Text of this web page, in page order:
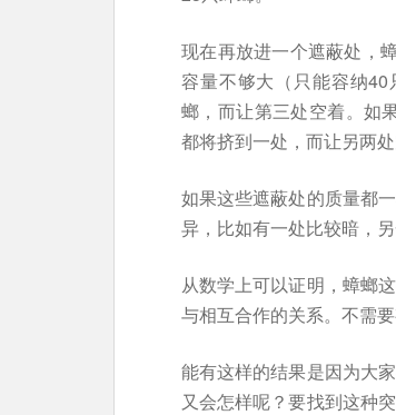
现在再放进一个遮蔽处，
容量不够大（只能容纳
螂，而让第三处空着。如
都将挤到一处，而让另两处
如果这些遮蔽处的质量都
异，比如有一处比较暗，
从数学上可以证明，蟑螂
与相互合作的关系。不需
能有这样的结果是因为大
又会怎样呢？要找到这种